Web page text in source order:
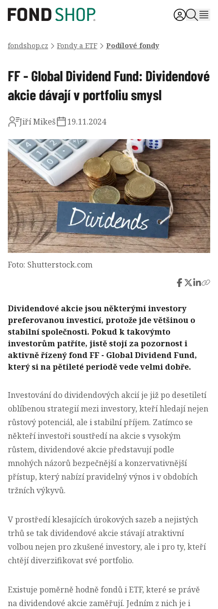
fondshop.cz Fondy a ETF Podílové fondy
FF - Global Dividend Fund: Dividendové
akcie dávají v portfoliu smysl
Jiří Mikeš 19.11.2024
Foto: Shutterstock.com
Dividendové akcie jsou některými investory
preferovanou investicí, protože jde většinou o
stabilní společnosti. Pokud k takovýmto
investorům patříte, jistě stojí za pozornost i
aktivně řízený fond FF - Global Dividend Fund,
který si na pětileté periodě vede velmi dobře.
Investování do dividendových akcií je již po desetiletí
oblíbenou strategií mezi investory, kteří hledají nejen
růstový potenciál, ale i stabilní příjem. Zatímco se
někteří investoři soustředí na akcie s vysokým
růstem, dividendové akcie představují podle
mnohých názorů bezpečnější a konzervativnější
přístup, který nabízí pravidelný výnos i v obdobích
tržních výkyvů.
V prostředí klesajících úrokových sazeb a nejistých
trhů se tak dividendové akcie stávají atraktivní
volbou nejen pro zkušené investory, ale i pro ty, kteří
chtějí diverzifikovat své portfolio.
Existuje poměrně hodně fondů i ETF, které se právě
na dividendové akcie zaměřují. Jedním z nich je i